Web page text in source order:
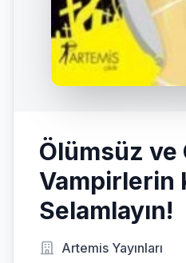
Ölümsüz ve
Vampirlerin
Selamlayın!
Artemis Yayınları